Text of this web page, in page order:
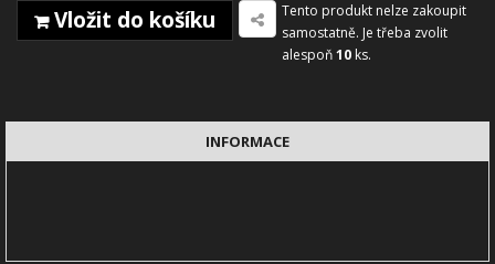
Vložit do košíku
Tento produkt nelze zakoupit
samostatně. Je třeba zvolit
alespoň10 ks.
INFORMACE